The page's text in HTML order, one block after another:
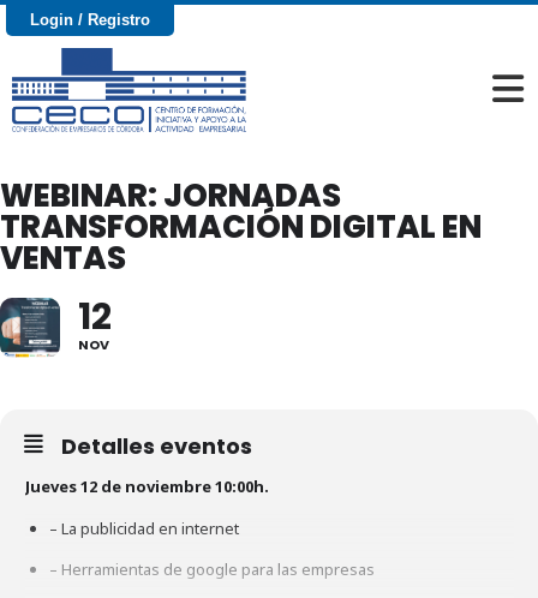
Login / Registro
WEBINAR: JORNADAS
TRANSFORMACIÓN DIGITAL EN
VENTAS
12
NOV
Detalles eventos
Jueves 12 de noviembre 10:00h.
– La publicidad en internet
– Herramientas de google para las empresas